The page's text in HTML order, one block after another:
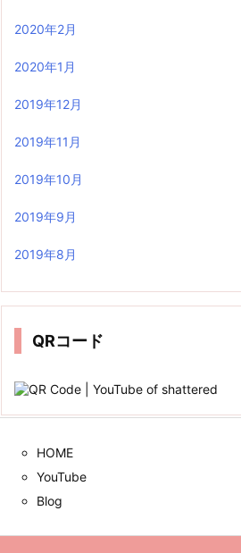
2020年2月
2020年1月
2019年12月
2019年11月
2019年10月
2019年9月
2019年8月
QRコード
HOME
YouTube
Blog